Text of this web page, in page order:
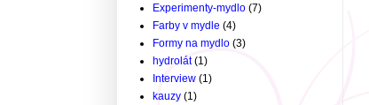
Experimenty-mydlo (7)
Farby v mydle (4)
Formy na mydlo (3)
hydrolát (1)
Interview (1)
kauzy (1)